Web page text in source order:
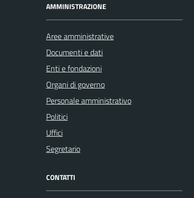
AMMINISTRAZIONE
Aree amministrative
Documenti e dati
Enti e fondazioni
Organi di governo
Personale amministrativo
Politici
Uffici
Segretario
CONTATTI